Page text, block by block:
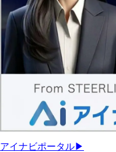
アイナビポータル▶